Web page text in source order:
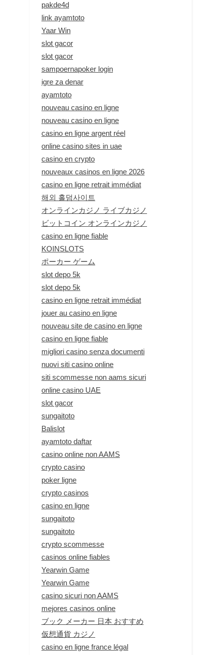
pakde4d
link ayamtoto
Yaar Win
slot gacor
slot gacor
sampoernapoker login
igre za denar
ayamtoto
nouveau casino en ligne
nouveau casino en ligne
casino en ligne argent réel
online casino sites in uae
casino en crypto
nouveaux casinos en ligne 2026
casino en ligne retrait immédiat
해외 홀덤사이트
オンラインカジノ ライブカジノ
ビットコイン オンラインカジノ
casino en ligne fiable
KOINSLOTS
ポーカー ゲーム
slot depo 5k
slot depo 5k
casino en ligne retrait immédiat
jouer au casino en ligne
nouveau site de casino en ligne
casino en ligne fiable
migliori casino senza documenti
nuovi siti casino online
siti scommesse non aams sicuri
online casino UAE
slot gacor
sungaitoto
Balislot
ayamtoto daftar
casino online non AAMS
crypto casino
poker ligne
crypto casinos
casino en ligne
sungaitoto
sungaitoto
crypto scommesse
casinos online fiables
Yearwin Game
Yearwin Game
casino sicuri non AAMS
mejores casinos online
ブック メーカー 日本 おすすめ
仮想通貨 カジノ
casino en ligne france légal